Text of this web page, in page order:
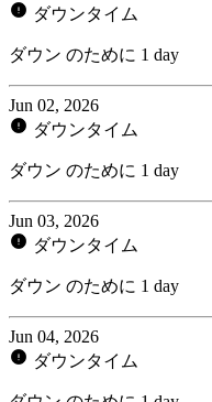
ダウンタイム
ダウン のために 1 day
Jun 02, 2026
ダウンタイム
ダウン のために 1 day
Jun 03, 2026
ダウンタイム
ダウン のために 1 day
Jun 04, 2026
ダウンタイム